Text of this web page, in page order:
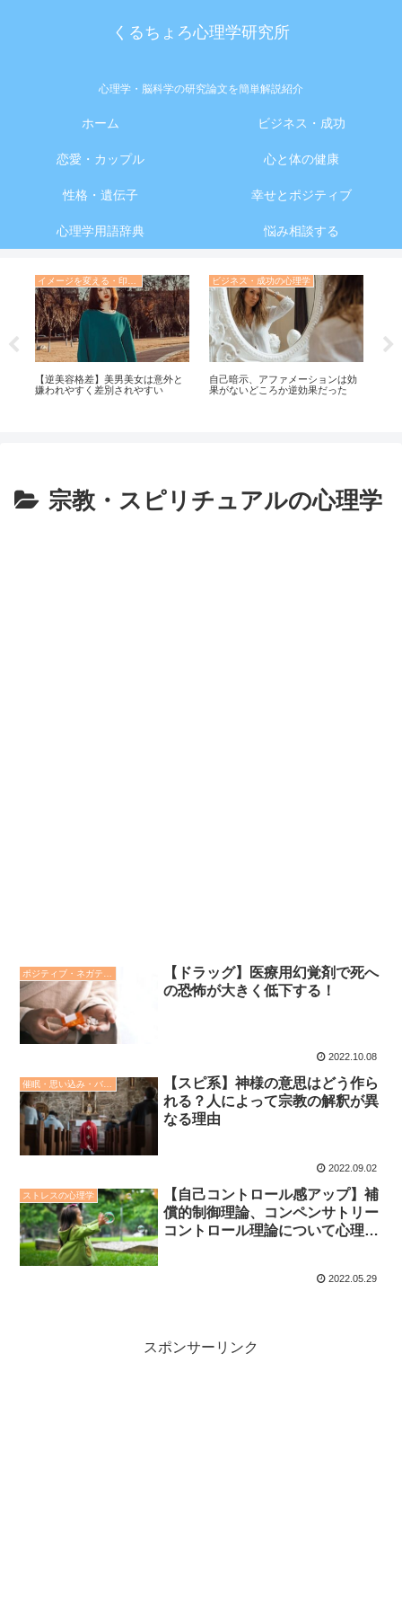
くるちょろ心理学研究所
心理学・脳科学の研究論文を簡単解説紹介
ホーム ビジネス・成功
恋愛・カップル 心と体の健康
性格・遺伝子 幸せとポジティブ
心理学用語辞典 悩み相談する
【逆美容格差】美男美女は意外と
嫌われやすく差別されやすい
ビジネス・成功の心理学
自己暗示、アファメーションは効
果がないどころか逆効果だった
宗教・スピリチュアルの心理学
【ドラッグ】医療用幻覚剤で死へ
の恐怖が大きく低下する！
2022.10.08
催眠・思い込み・バイアスの心理学
【スピ系】神様の意思はどう作ら
れる？人によって宗教の解釈が異
なる理由
2022.09.02
ストレスの心理学
【自己コントロール感アップ】補
償的制御理論、コンペンサトリー
コントロール理論について心理解
2022.05.29
スポンサーリンク